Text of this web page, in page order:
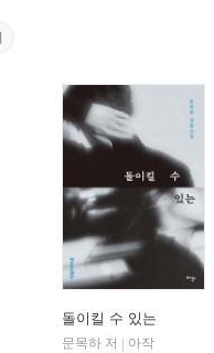
돌이킬 수 있는
문목하 저
아작